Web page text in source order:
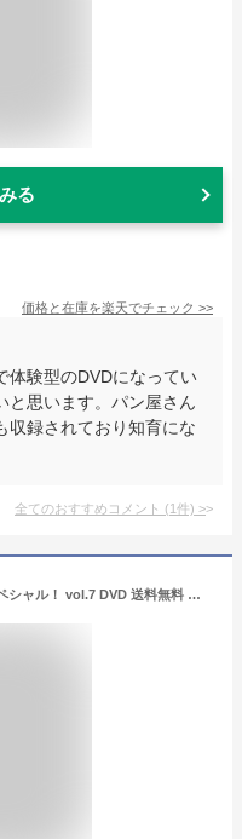
る
価格と在庫を楽天でチェック >>
体験型のDVDになってい
と思います。パン屋さん
収録されており知育にな
全てのおすすめコメント (1件) >
しまじろうのわお！うた♪ダンススペシャル！ vol.7 DVD 送料無料 しまじろう ダンス 歌 スペシャル 幼児 知育 子供 0歳 1歳 1歳半 2歳 3歳 4歳 5歳 6歳 子ども 幼稚園 保育園 赤ちゃん おもちゃ 自宅 学習 頭がよくなる ベネッセ 誕生日 プレゼント